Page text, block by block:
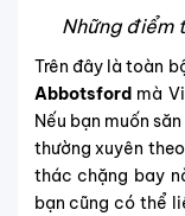
Những điểm
Trên đây là toàn
Abbotsford mà
Nếu bạn muốn
thường xuyên
thác chặng bay
bạn cũng có thể